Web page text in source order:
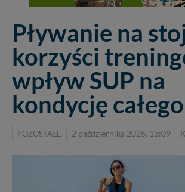
Pływanie na
korzyści
wpływ SUP na
kondycję
POZOSTAŁE 2 października 2025, 13:09